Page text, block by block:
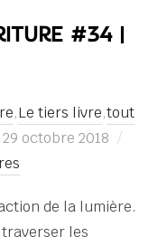
#34 |
,Le tiers livre,tout
Publié
le
29 octobre 2018
de la lumière.
les